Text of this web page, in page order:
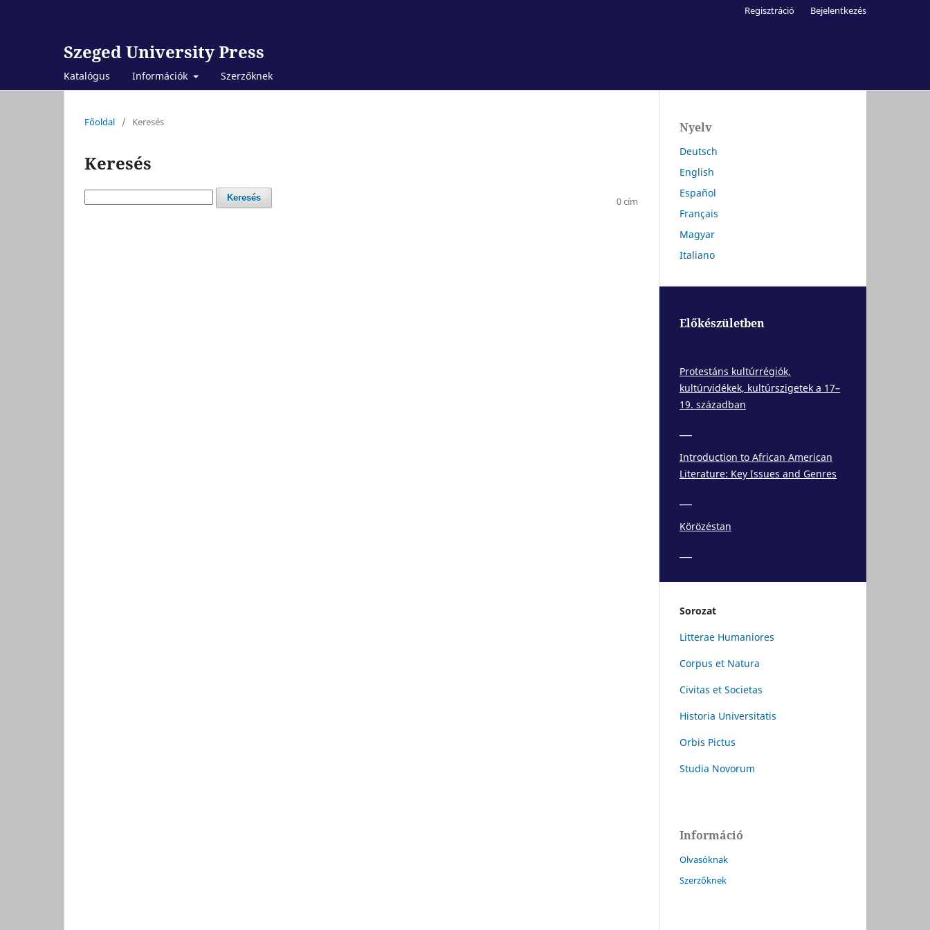
Szeged University Press
Katalógus Információk Szerzőknek
Regisztráció Bejelentkezés
Főoldal / Keresés
Keresés
0 cím
Keresés
Nyelv
Deutsch
English
Español
Français
Magyar
Italiano
Előkészületben
Protestáns kultúrrégiók,
kultúrvidékek, kultúrszigetek a 17–
19. században
Introduction to African American
Literature: Key Issues and Genres
Körözéstan
Sorozat
Litterae Humaniores
Corpus et Natura
Civitas et Societas
Historia Universitatis
Orbis Pictus
Studia Novorum
Információ
Olvasóknak
Szerzőknek